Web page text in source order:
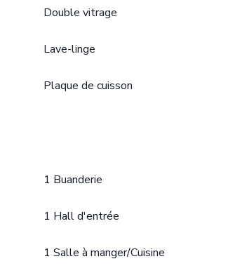
Double vitrage
Lave-linge
Plaque de cuisson
1 Buanderie
1 Hall d'entrée
1 Salle à manger/Cuisine